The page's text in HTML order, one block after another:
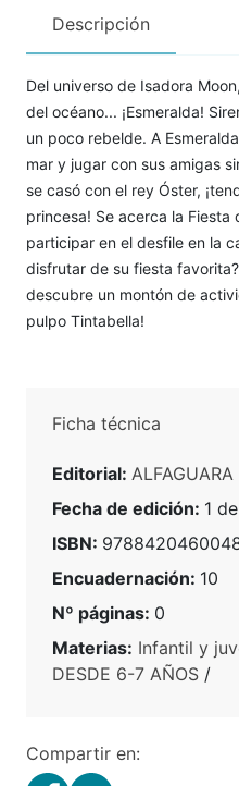
Descripción
Del universo de Isadora
del océano... ¡Esmeralda!
un poco rebelde. A
mar y jugar con sus amigas
se casó con el rey Óster,
princesa! Se acerca la
participar en el desfile en la
disfrutar de su fiesta
descubre un montón de
pulpo Tintabella!
Ficha técnica
Editorial: ALFAGUARA
Fecha de edición: 1
ISBN:
Encuadernación: 10
Nº páginas: 0
Materias: Infantil y
DESDE 6-7 AÑOS /
Compartir en: